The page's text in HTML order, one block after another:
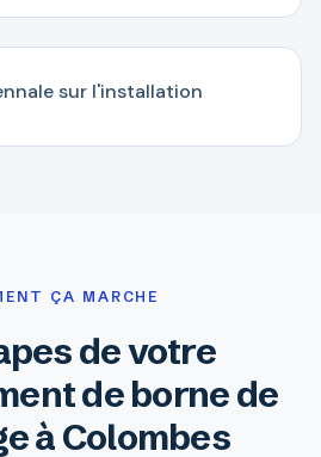
sur l'installation
ÇA MARCHE
de votre
de borne de
à Colombes